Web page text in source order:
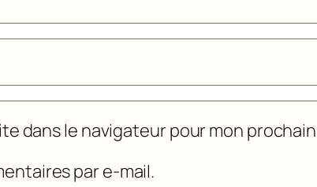
dans le navigateur pour mon
par e-mail.